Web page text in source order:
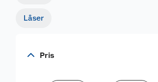
Låser
Pris